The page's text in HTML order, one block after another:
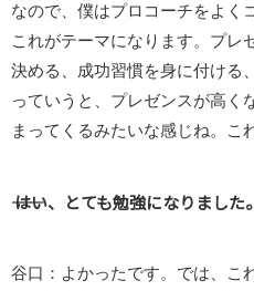
なので、僕はプロコーチをよく
これがテーマになります。プレ
決める、成功習慣を身に付ける
っていうと、プレゼンスが高く
まってくるみたいな感じね。こ
―― はい、とても勉強になりまし
谷口：よかったです。では、こ